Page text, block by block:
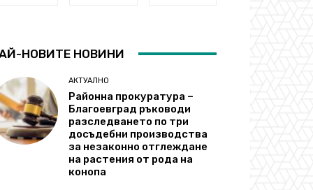
НОВИТЕ НОВИНИ
АКТУАЛНО
Районна прокуратура –
Благоевград ръководи
разследването по три
досъдебни производства
за незаконно отглеждане
на растения от рода на
конопа